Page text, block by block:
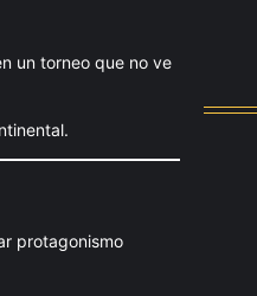
un torneo que no ve
protagonismo